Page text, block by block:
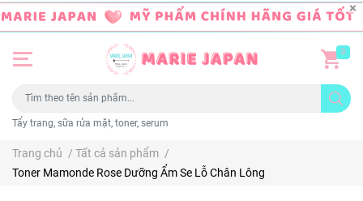
Tẩy trang, sữa rửa mặt, toner, serum
0
Trang chủ / Tất cả sản phẩm /
Toner Mamonde Rose Dưỡng Ẩm Se Lỗ Chân Lông